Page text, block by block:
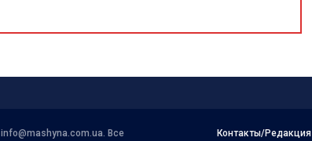
info@mashyna.com.ua . Все Контакты/Редакция